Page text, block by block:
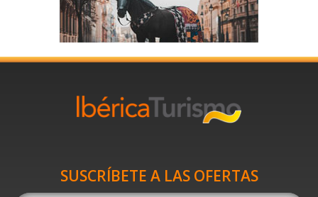
SUSCRÍBETE A LAS OFERTAS